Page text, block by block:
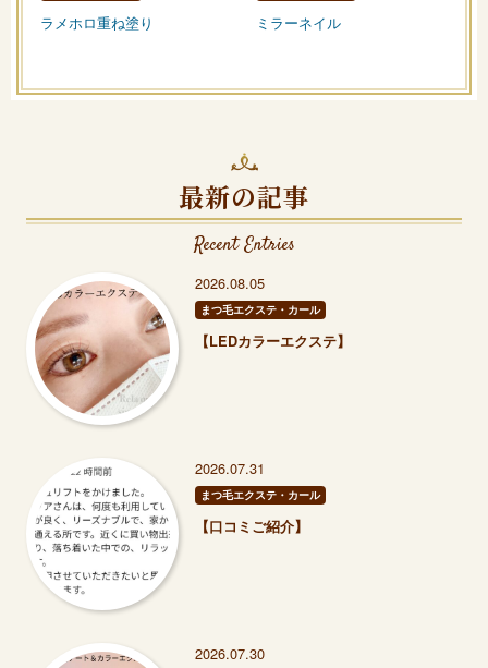
ラメホロ重ね塗り ミラーネイル
最新の記事
Recent Entries
2026.08.05
まつ毛エクステ・カール
【LEDカラーエクステ】
2026.07.31
まつ毛エクステ・カール
【口コミご紹介】
2026.07.30